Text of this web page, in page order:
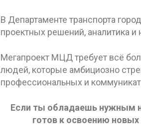
В Департаменте транспорта
проектных решений, аналитика
Мегапроект МЦД требует всё
людей, которые амбициозно
профессиональных и
Если ты обладаешь нужным
готов к освоению